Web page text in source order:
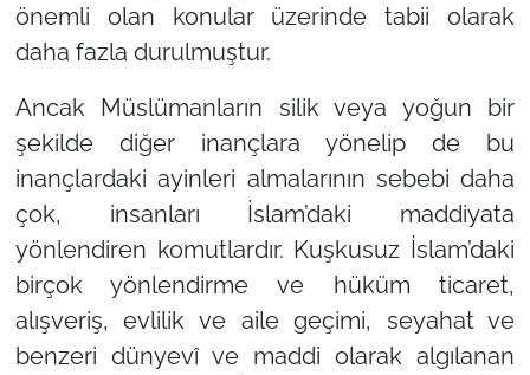
önemli olan konular üzerinde tabii olarak
daha fazla durulmuştur.
Ancak Müslümanların silik veya yoğun bir
şekilde diğer inançlara yönelip de bu
inançlardaki ayinleri almalarının sebebi daha
çok, insanları İslam’daki maddiyata
yönlendiren komutlardır. Kuşkusuz İslam’daki
birçok yönlendirme ve hüküm ticaret,
alışveriş, evlilik ve aile geçimi, seyahat ve
benzeri dünyevî ve maddi olarak algılanan